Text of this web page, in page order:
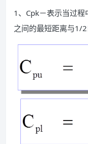
1、Cpk－表示当过
之间的最短距离与1/2